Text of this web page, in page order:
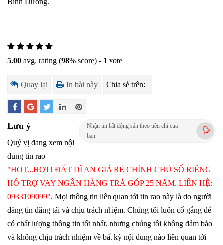
5.00 avg. rating (98% score) - 1 vote
Quay lại In bài này Chia sẻ trên:
Nhận tin bất động sản theo tiêu chí của
bạn
Lưu ý
Quý vị đang xem nội
dung tin rao
"HOT...HOT! ĐẤT DĨ AN GIÁ RẺ CHÍNH CHỦ SỔ RIÊNG
HỖ TRỢ VAY NGÂN HÀNG TRẢ GÓP 25 NĂM. LIÊN HỆ:
0933109099". Mọi thông tin liên quan tới tin rao này là do người
đăng tin đăng tải và chịu trách nhiệm. Chúng tôi luôn cố gắng để
có chất lượng thông tin tốt nhất, nhưng chúng tôi không đảm bảo
và không chịu trách nhiệm về bất kỳ nội dung nào liên quan tới